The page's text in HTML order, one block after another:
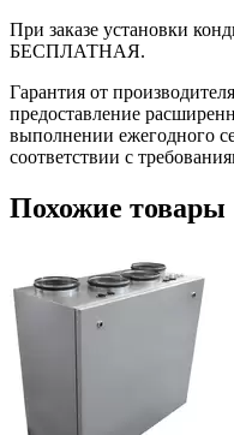
При заказе установки
БЕСПЛАТНАЯ.
Гарантия от
предоставление
выполнении ежегодного
соответствии с
Похожие товары